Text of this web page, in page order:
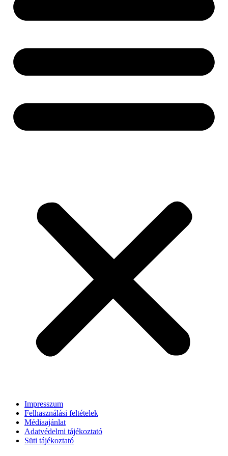
Impresszum
Felhasználási feltételek
Médiaajánlat
Adatvédelmi tájékoztató
Süti tájékoztató